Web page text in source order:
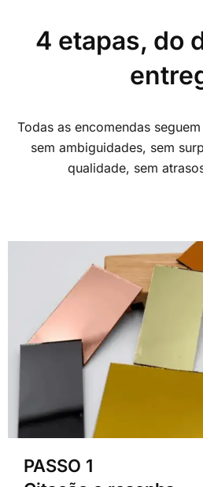
4 etapas, do
Todas as encomendas
sem ambiguidades, sem
qualidade, sem
PASSO 1